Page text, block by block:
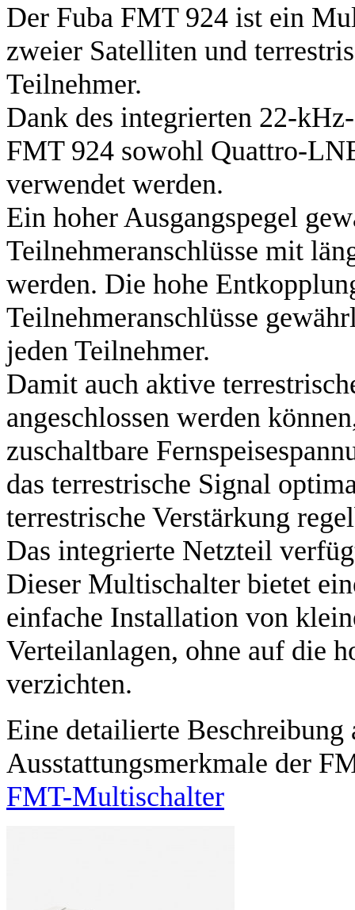
Der Fuba FMT 924 ist ein
zweier Satelliten und
Teilnehmer.
Dank des integrierten 22-
FMT 924 sowohl Quattro-
verwendet werden.
Ein hoher Ausgangspegel
Teilnehmeranschlüsse mit
werden. Die hohe
Teilnehmeranschlüsse
jeden Teilnehmer.
Damit auch aktive
angeschlossen werden
zuschaltbare
das terrestrische Signal
terrestrische Verstärkung
Das integrierte Netzteil
Dieser Multischalter bietet
einfache Installation von
Verteilanlagen, ohne auf die
verzichten.
Eine detailierte
Ausstattungsmerkmale der
FMT-Multischalter